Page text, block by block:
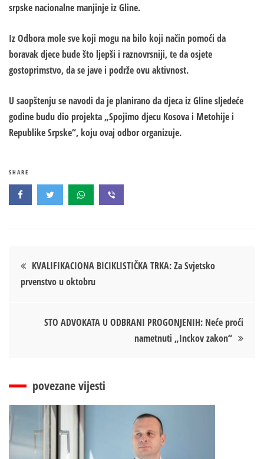
srpske nacionalne manjinje iz Gline.
Iz Odbora mole sve koji mogu na bilo koji način pomoći da
boravak djece bude što ljepši i raznovrsniji, te da osjete
gostoprimstvo, da se jave i podrže ovu aktivnost.
U saopštenju se navodi da je planirano da djeca iz Gline sljedeće
godine budu dio projekta „Spojimo djecu Kosova i Metohije i
Republike Srpske“, koju ovaj odbor organizuje.
SHARE
Кретање
чланка
KVALIFIKACIONA BICIKLISTIČKA TRKA: Za Svjetsko
prvenstvo u oktobru
STO ADVOKATA U ODBRANI PROGONJENIH: Neće proći
nametnuti „Inckov zakon“
povezane vijesti